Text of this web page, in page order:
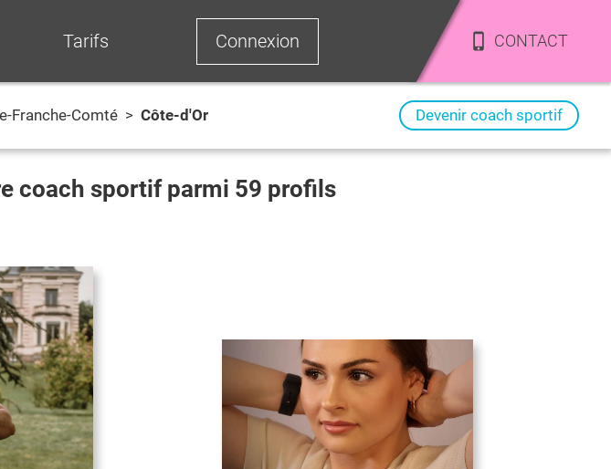
Tarifs Connexion CONTACT
Franche-Comté > Côte-d'Or Devenir coach sportif
coach sportif parmi 59 profils